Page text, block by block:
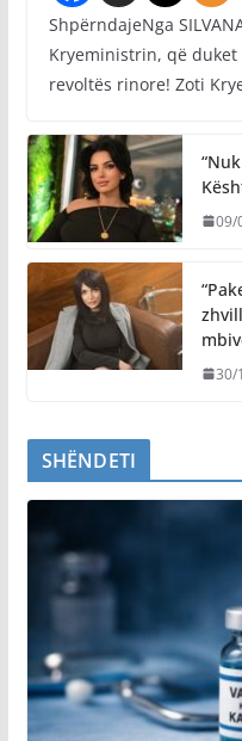
ShpërndajeNga
Kryeministrin, që
revoltës rinore! Zoti
09/
30/
SHËNDETI